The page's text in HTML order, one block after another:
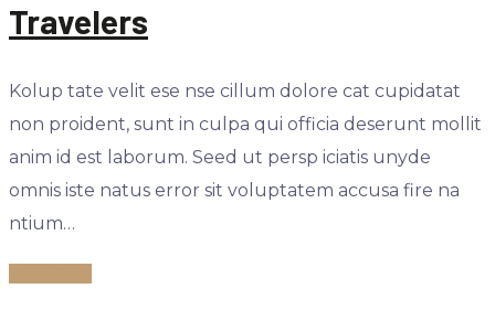
Travelers
Kolup tate velit ese nse cillum dolore cat cupidatat
non proident, sunt in culpa qui officia deserunt mollit
anim id est laborum. Seed ut persp iciatis unyde
omnis iste natus error sit voluptatem accusa fire na
ntium…